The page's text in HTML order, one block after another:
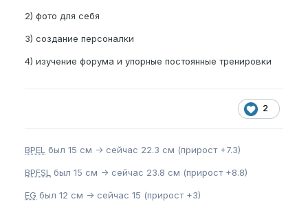
2) фото для себя
3) создание персоналки
4) изучение форума и упорные постоянные тренировки
2
BPEL был 15 см -> сейчас 22.3 см (прирост +7.3)
BPFSL был 15 см -> сейчас 23.8 см (прирост +8.8)
EG был 12 см -> сейчас 15 (прирост +3)